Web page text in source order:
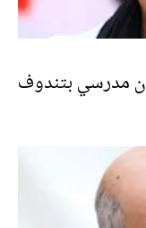
مدرسي بتندوف